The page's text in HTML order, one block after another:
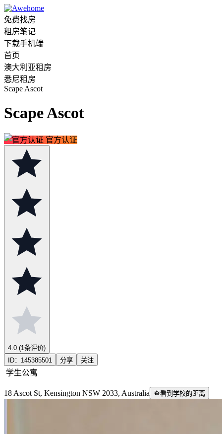
免费找房
租房笔记
下载手机端
首页
澳大利亚租房
悉尼租房
Scape Ascot
Scape Ascot
官方认证
4.0 (1条评价)
ID： 145385501 分享 关注
学生公寓
18 Ascot St, Kensington NSW 2033, Australia 查看到学校的距离